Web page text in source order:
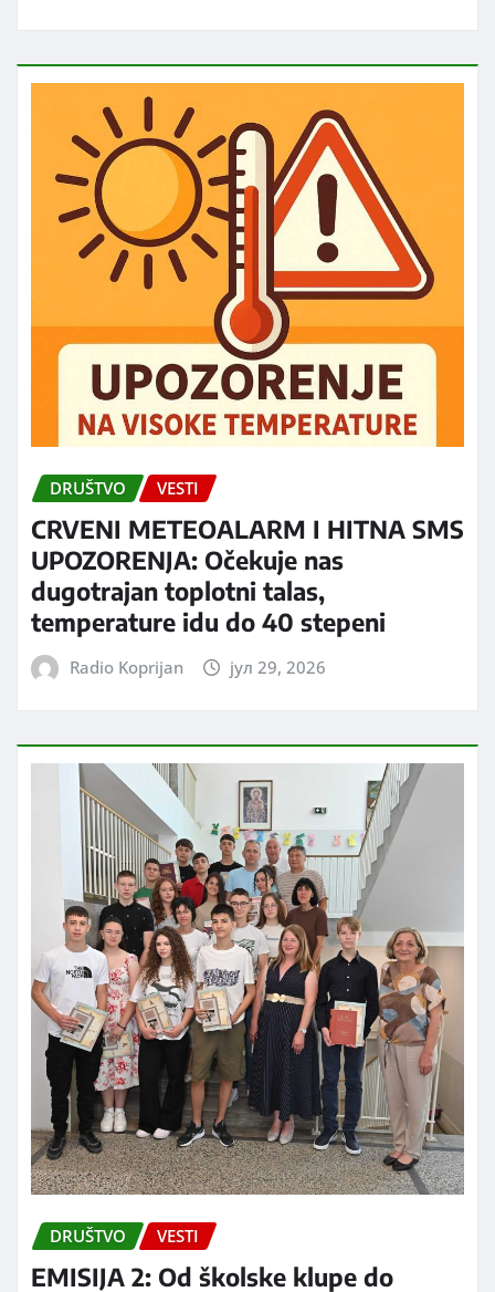
DRUŠTVO VESTI
CRVENI METEOALARM I HITNA SMS
UPOZORENJA: Očekuje nas
dugotrajan toplotni talas,
temperature idu do 40 stepeni
Radio Koprijan јул 29, 2026
DRUŠTVO VESTI
EMISIJA 2: Od školske klupe do